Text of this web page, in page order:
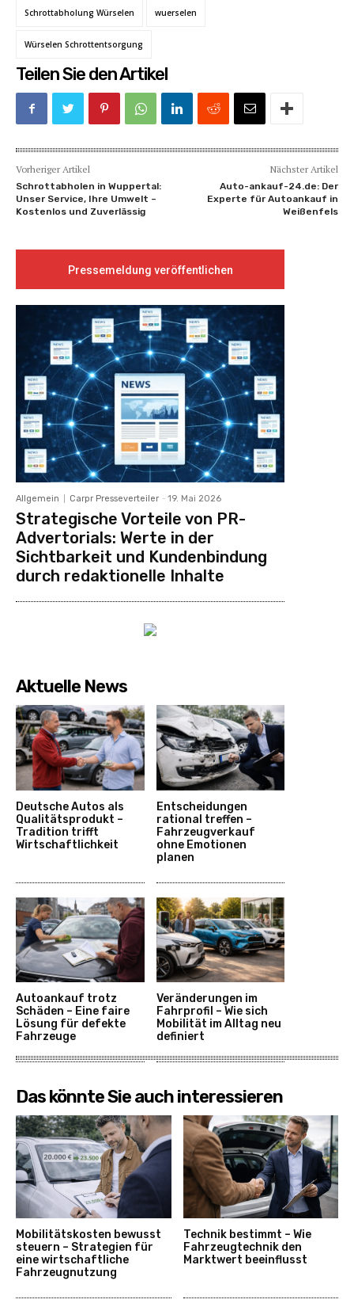
Schrottabholung Würselen wuerselen
Würselen Schrottentsorgung
Teilen Sie den Artikel
Vorheriger Artikel
Schrottabholen in Wuppertal:
Unser Service, Ihre Umwelt –
Kostenlos und Zuverlässig
Nächster Artikel
Auto-ankauf-24.de: Der
Experte für Autoankauf in
Weißenfels
Pressemeldung veröffentlichen
Allgemein Carpr Presseverteiler - 19. Mai 2026
Strategische Vorteile von PR-
Advertorials: Werte in der
Sichtbarkeit und Kundenbindung
durch redaktionelle Inhalte
Aktuelle News
Deutsche Autos als
Qualitätsprodukt –
Tradition trifft
Wirtschaftlichkeit
Entscheidungen
rational treffen –
Fahrzeugverkauf
ohne Emotionen
planen
Autoankauf trotz
Schäden – Eine faire
Lösung für defekte
Fahrzeuge
Veränderungen im
Fahrprofil – Wie sich
Mobilität im Alltag neu
definiert
Das könnte Sie auch interessieren
Mobilitätskosten bewusst
steuern – Strategien für
eine wirtschaftliche
Fahrzeugnutzung
Technik bestimmt – Wie
Fahrzeugtechnik den
Marktwert beeinflusst